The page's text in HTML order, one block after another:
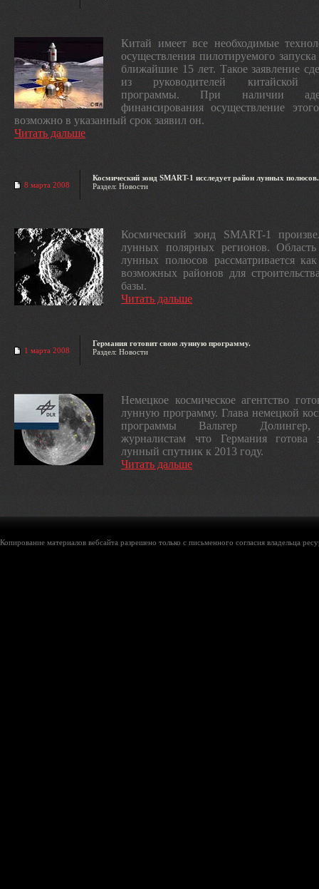
Китай имеет все необходимые
осуществления пилотируемого
ближайшие 15 лет. Такое заявление
из руководителей китайской
программы. При наличии
финансирования осуществление
возможно в указанный срок заявил он.
Читать дальше
8 марта 2008
Космический зонд SMART-1 исследует район лунных полюсов.
Раздел: Новости
Космический зонд SMART-1
лунных полярных регионов.
лунных полюсов рассматривается
возможных районов для
базы.
Читать дальше
1 марта 2008
Германия готовит свою лунную программу.
Раздел: Новости
Немецкое космическое агентство
лунную программу. Глава немецкой
программы Вальтер Долингер,
журналистам что Германия готова
лунный спутник к 2013 году.
Читать дальше
Копирование материалов вебсайта разрешено только с письменного согласия владельца